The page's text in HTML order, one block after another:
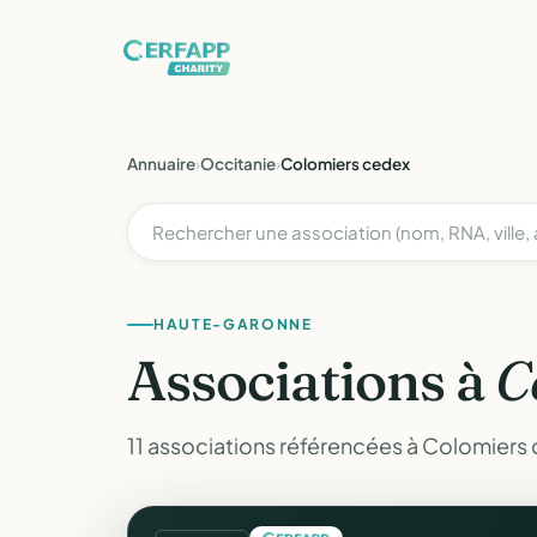
Annuaire›Occitanie›Colomiers cedex
HAUTE-GARONNE
Associations à
11 associations référencées à